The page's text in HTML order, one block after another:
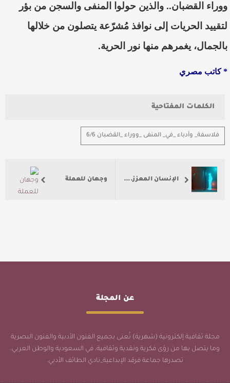
ووراء القضبان.. والذين حولوا المنفى والسجن من بؤر
لتقييد الحريات إلى نوافذ مُشرّعة يتصلون من خلالها
بالجمال، يغمرهم منها نور الحرية.
* كاتب مصري
الكلمات المفتاحية
فلاسفة_ وأدباء _في_ المنفى _ووراء _القضبان 6/6
الإنسان المعزز.. بين خيال الأمس وواقع الغد الرقمي وجهان للعملة
عن المجلة
مجلة ثقافية إلكترونية (شهرية) تُعنى بجميع الفنون الأدبية والفنون البصرية
وما يتصل بها من رؤى فكرية ونقدية وثقافية، في السعودية والوطن العربي،
تصدرها جماعة فرقد الإبداعية_نادي الطائف الأدبي.